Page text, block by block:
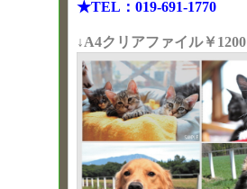
★TEL：019-691-1770
↓A4クリアファイル￥1200